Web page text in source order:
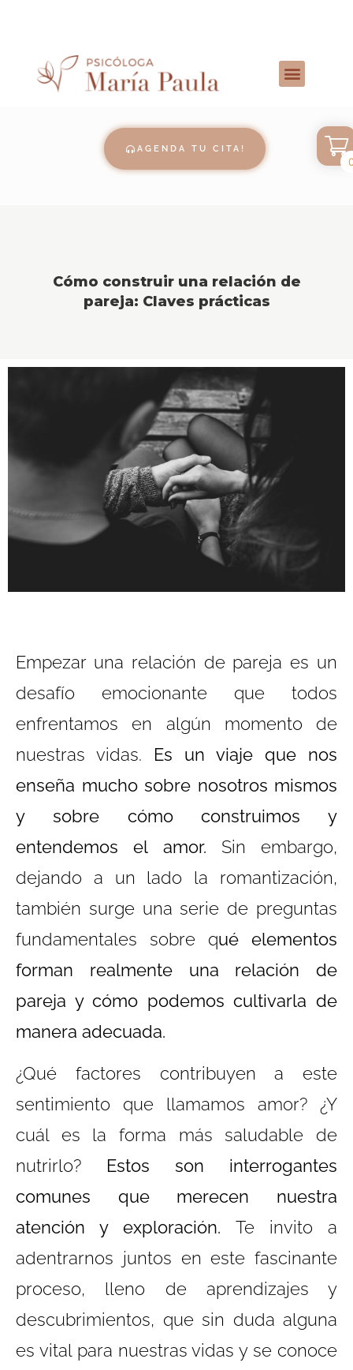
AGENDA TU CITA!
Cómo construir una relación de
pareja: Claves prácticas
Empezar una relación de pareja es un
desafío emocionante que todos
enfrentamos en algún momento de
nuestras vidas. Es un viaje que nos
enseña mucho sobre nosotros mismos
y sobre cómo construimos y
entendemos el amor. Sin embargo,
dejando a un lado la romantización,
también surge una serie de preguntas
fundamentales sobre qué elementos
forman realmente una relación de
pareja y cómo podemos cultivarla de
manera adecuada.
¿Qué factores contribuyen a este
sentimiento que llamamos amor? ¿Y
cuál es la forma más saludable de
nutrirlo? Estos son interrogantes
comunes que merecen nuestra
atención y exploración. Te invito a
adentrarnos juntos en este fascinante
proceso, lleno de aprendizajes y
descubrimientos, que sin duda alguna
es vital para nuestras vidas y se conoce